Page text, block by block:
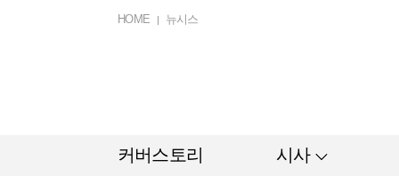
HOME 뉴시스
커버스토리 시사